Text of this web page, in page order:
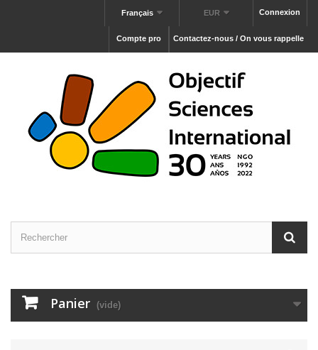
Connexion
EUR
Français
Contactez-nous / On vous rappelle
Compte pro
Panier (vide)